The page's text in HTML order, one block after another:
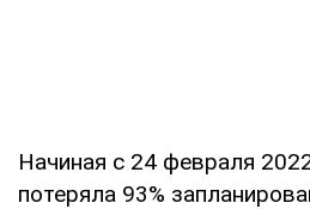
Начиная с 24 февраля
потеряла 93%